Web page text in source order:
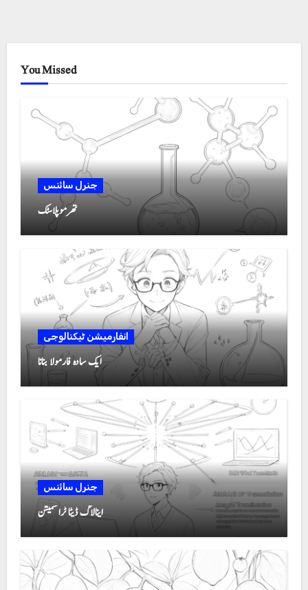
You Missed
جنرل سائنس
تھرموپلاسٹک
انفارمیشن ٹیکنالوجی
ایک سادہ فارمولا بنانا
جنرل سائنس
اینالاگ ڈیٹا ٹرانسمیشن